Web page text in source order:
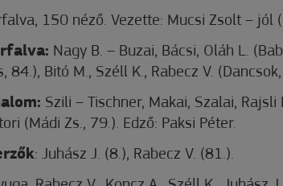
150 néző. Vezette: Mucsi Zsolt – jól
Nagy B. – Buzai, Bácsi, Oláh L.
84.), Bitó M., Széll K., Rabecz V.
Szili – Tischner, Makai, Szalai,
(Mádi Zs., 79.). Edző: Paksi Péter.
: Juhász J. (8.), Rabecz V. (81.).